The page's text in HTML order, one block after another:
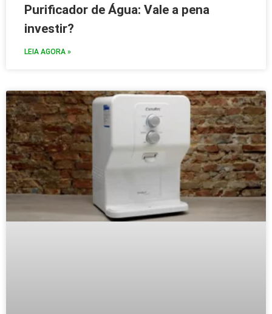
Purificador de Água: Vale a pena
investir?
LEIA AGORA »